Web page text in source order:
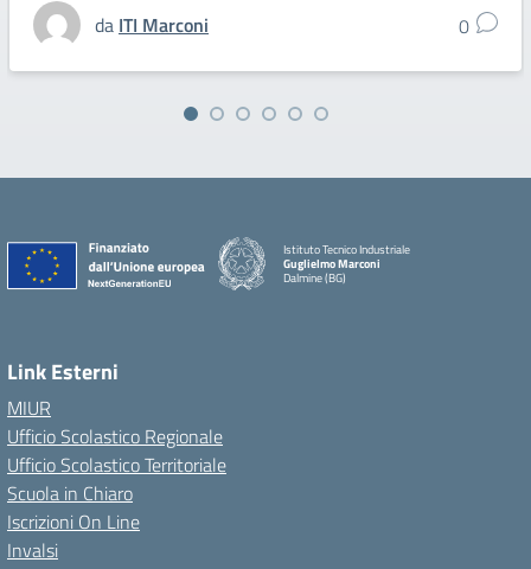
da ITI Marconi 0
Istituto Tecnico Industriale
Guglielmo Marconi
Dalmine (BG)
Link Esterni
MIUR
Ufficio Scolastico Regionale
Ufficio Scolastico Territoriale
Scuola in Chiaro
Iscrizioni On Line
Invalsi